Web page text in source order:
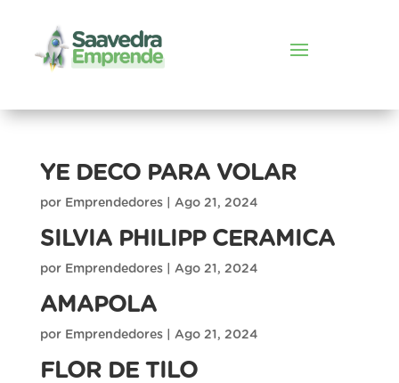
YE DECO PARA VOLAR
por Emprendedores| Ago 21, 2024
SILVIA PHILIPP CERAMICA
por Emprendedores| Ago 21, 2024
AMAPOLA
por Emprendedores| Ago 21, 2024
FLOR DE TILO